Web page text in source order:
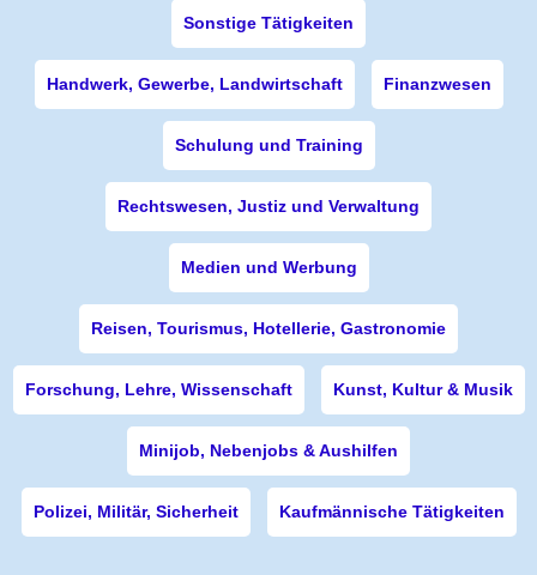
Sonstige Tätigkeiten
Handwerk, Gewerbe, Landwirtschaft Finanzwesen
Schulung und Training
Rechtswesen, Justiz und Verwaltung
Medien und Werbung
Reisen, Tourismus, Hotellerie, Gastronomie
Forschung, Lehre, Wissenschaft Kunst, Kultur & Musik
Minijob, Nebenjobs & Aushilfen
Polizei, Militär, Sicherheit Kaufmännische Tätigkeiten